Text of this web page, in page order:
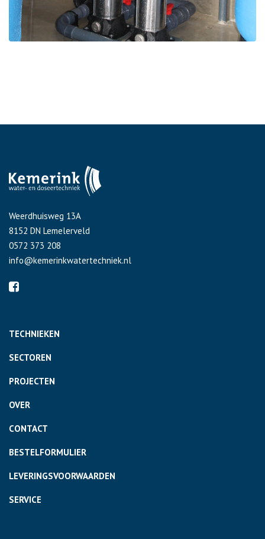
Weerdhuisweg 13A
8152 DN Lemelerveld
0572 373 208
info@kemerinkwatertechniek.nl
TECHNIEKEN
SECTOREN
PROJECTEN
OVER
CONTACT
BESTELFORMULIER
LEVERINGSVOORWAARDEN
SERVICE